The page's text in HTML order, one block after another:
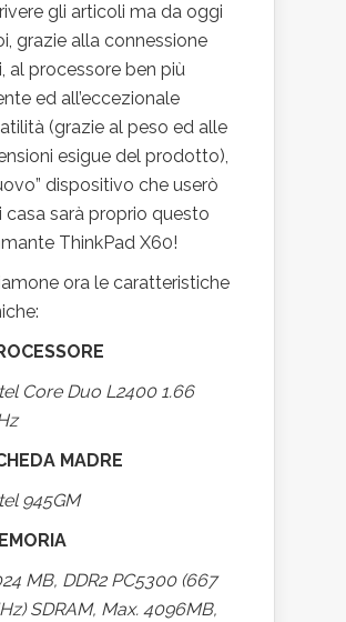
gli articoli ma da oggi
grazie alla connessione
al processore ben più
ed all’eccezionale
(grazie al peso ed alle
esigue del prodotto),
dispositivo che userò
casa sarà proprio questo
ThinkPad X60!
ora le caratteristiche
Core Duo L2400 1.66
MADRE
945GM
MB, DDR2 PC5300 (667
SDRAM, Max. 4096MB,